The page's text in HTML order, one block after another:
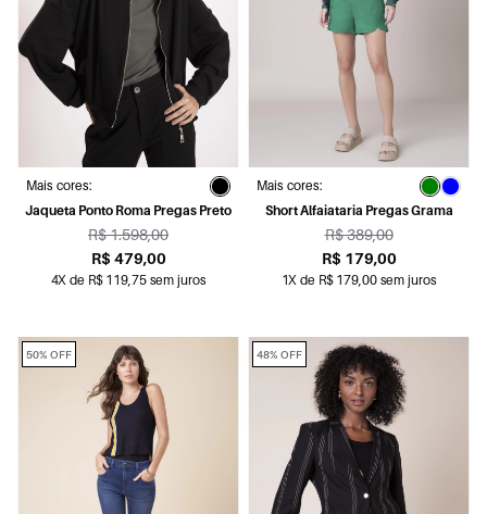
Mais cores:
Jaqueta Ponto Roma Pregas Preto
R$ 1.598,00
R$ 479,00
4X de R$ 119,75 sem juros
Mais cores:
Short Alfaiataria Pregas Grama
R$ 389,00
R$ 179,00
1X de R$ 179,00 sem juros
50% OFF 48% OFF